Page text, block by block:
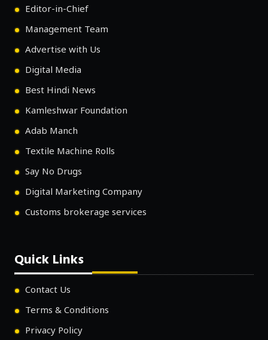
Editor-in-Chief
Management Team
Advertise with Us
Digital Media
Best Hindi News
Kamleshwar Foundation
Adab Manch
Textile Machine Rolls
Say No Drugs
Digital Marketing Company
Customs brokerage services
Quick Links
Contact Us
Terms & Conditions
Privacy Policy